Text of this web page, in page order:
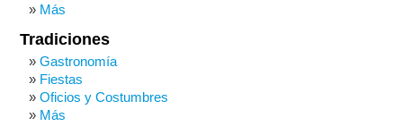
Más
Tradiciones
Gastronomía
Fiestas
Oficios y Costumbres
Más